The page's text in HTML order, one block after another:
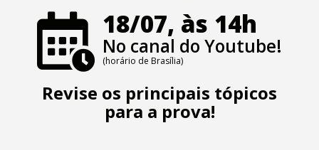
18/07, às 14h
No canal do Youtube!
(horário de Brasília)
Revise os principais tópicos
para a prova!